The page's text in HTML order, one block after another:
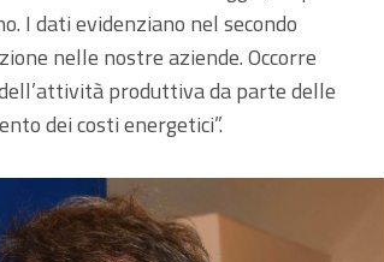
I dati evidenziano nel secondo
nelle nostre aziende. Occorre
produttiva da parte delle
dei costi energetici”.